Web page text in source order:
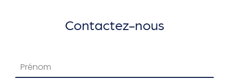
Contactez-nous